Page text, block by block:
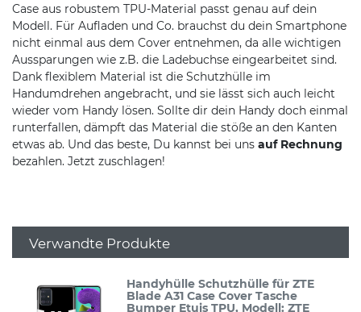
Case aus robustem TPU-Material passt genau auf dein
Modell. Für Aufladen und Co. brauchst du dein Smartphone
nicht einmal aus dem Cover entnehmen, da alle wichtigen
Aussparungen wie z.B. die Ladebuchse eingearbeitet sind.
Dank flexiblem Material ist die Schutzhülle im
Handumdrehen angebracht, und sie lässt sich auch leicht
wieder vom Handy lösen. Sollte dir dein Handy doch einmal
runterfallen, dämpft das Material die stöße an den Kanten
etwas ab. Und das beste, Du kannst bei uns auf Rechnung
bezahlen. Jetzt zuschlagen!
Verwandte Produkte
Handyhülle Schutzhülle für ZTE
Blade A31 Case Cover Tasche
Bumper Etuis TPU, Modell: ZTE